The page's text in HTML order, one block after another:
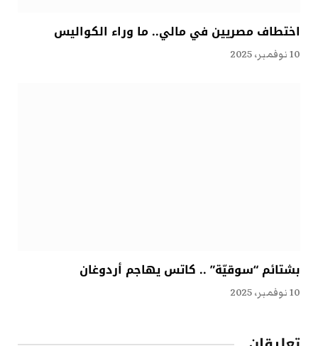
اختطاف مصريين في مالي.. ما وراء الكواليس
10 نوفمبر، 2025
بشتائم “سوقيّة” .. كاتس يهاجم أردوغان
10 نوفمبر، 2025